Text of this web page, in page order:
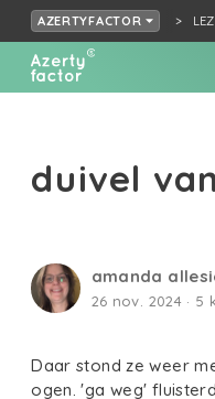
AZERTYFACTOR
duivel
amanda
26 nov. 2024 · 5
Daar stond ze weer
ogen. 'ga weg'